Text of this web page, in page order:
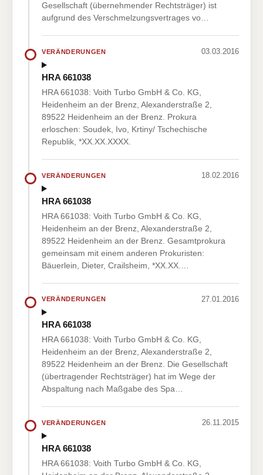
Gesellschaft (übernehmender Rechtsträger) ist
aufgrund des Verschmelzungsvertrages vo…
VERÄNDERUNGEN 03.03.2016
HRA 661038
HRA 661038: Voith Turbo GmbH & Co. KG,
Heidenheim an der Brenz, Alexanderstraße 2,
89522 Heidenheim an der Brenz. Prokura
erloschen: Soudek, Ivo, Krtiny/ Tschechische
Republik, *XX.XX.XXXX.
VERÄNDERUNGEN 18.02.2016
HRA 661038
HRA 661038: Voith Turbo GmbH & Co. KG,
Heidenheim an der Brenz, Alexanderstraße 2,
89522 Heidenheim an der Brenz. Gesamtprokura
gemeinsam mit einem anderen Prokuristen:
Bäuerlein, Dieter, Crailsheim, *XX.XX.…
VERÄNDERUNGEN 27.01.2016
HRA 661038
HRA 661038: Voith Turbo GmbH & Co. KG,
Heidenheim an der Brenz, Alexanderstraße 2,
89522 Heidenheim an der Brenz. Die Gesellschaft
(übertragender Rechtsträger) hat im Wege der
Abspaltung nach Maßgabe des Spa…
VERÄNDERUNGEN 26.11.2015
HRA 661038
HRA 661038: Voith Turbo GmbH & Co. KG,